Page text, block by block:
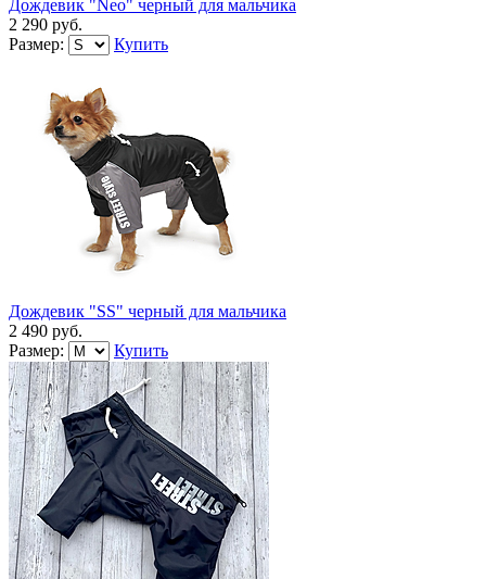
Дождевик "Neo" черный для мальчика
2 290 руб.
Размер:
Купить
Дождевик "SS" черный для мальчика
2 490 руб.
Размер:
Купить